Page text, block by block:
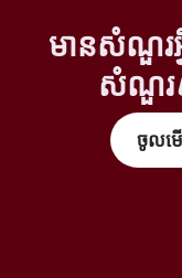
មានសំណួរអ្
សំណួរ
ចូលម